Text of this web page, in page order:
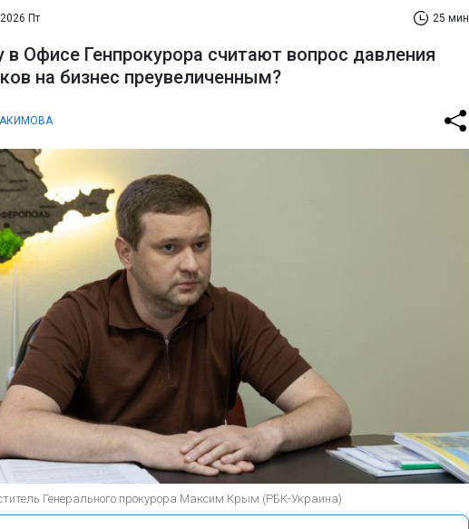
Пт 25 мин
в Офисе Генпрокурора считают вопрос давления
на бизнес преувеличенным?
Генерального прокурора Максим Крым (РБК-Украина)